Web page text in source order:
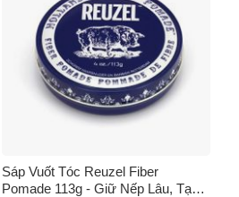
Sáp Vuốt Tóc Reuzel Fiber
Pomade 113g - Giữ Nếp Lâu, Tạo